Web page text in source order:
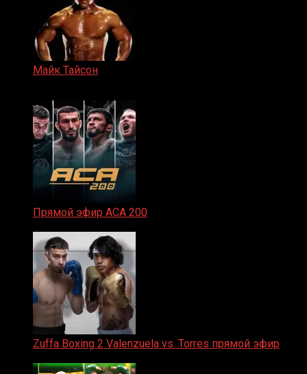
Майк Тайсон
Прямой эфир ACA 200
Zuffa Boxing 2 Valenzuela vs. Torres прямой эфир